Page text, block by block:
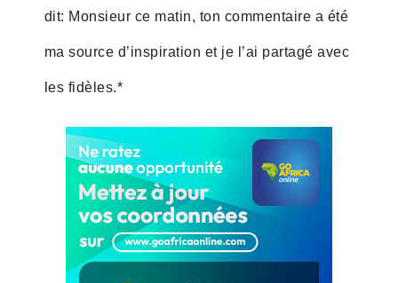
dit: Monsieur ce matin, ton commentaire a été
ma source d’inspiration et je l’ai partagé avec
les fidèles.*